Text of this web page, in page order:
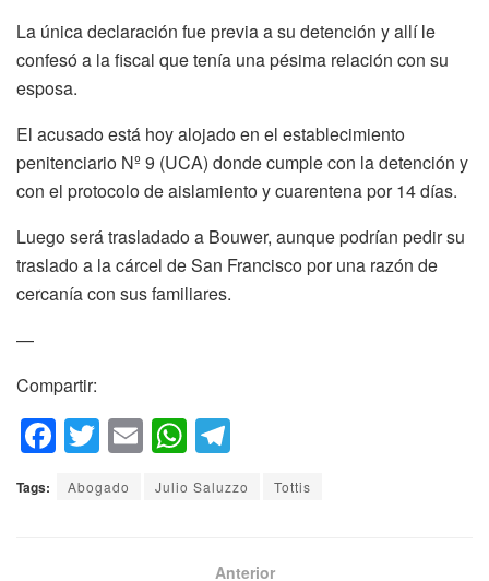
La única declaración fue previa a su detención y allí le
confesó a la fiscal que tenía una pésima relación con su
esposa.
El acusado está hoy alojado en el establecimiento
penitenciario Nº 9 (UCA) donde cumple con la detención y
con el protocolo de aislamiento y cuarentena por 14 días.
Luego será trasladado a Bouwer, aunque podrían pedir su
traslado a la cárcel de San Francisco por una razón de
cercanía con sus familiares.
—
Compartir:
F
a
c
T
wi
tt
E
m
ail
W
h
at e
Tags: Abogado Julio Saluzzo Tottis
Anterior